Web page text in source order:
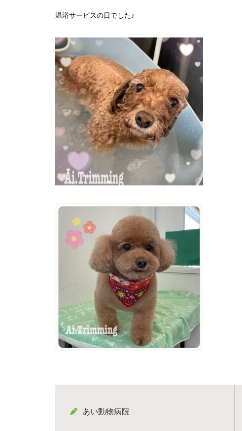
温浴サービスの日でした♪
あい動物病院